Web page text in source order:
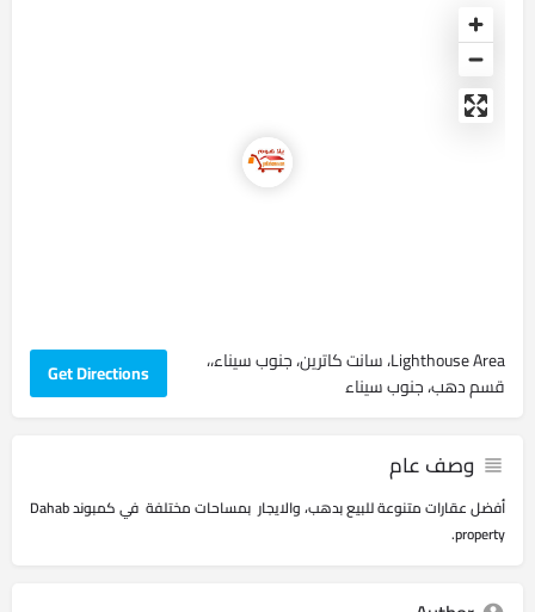
Lighthouse Area، سانت كاترين، جنوب سيناء،،
قسم دهب، جنوب سيناء
Get Directions
وصف عام
أفضل عقارات متنوعة للبيع بدهب، والايجار بمساحات مختلفة في كمبوند Dahab
property.